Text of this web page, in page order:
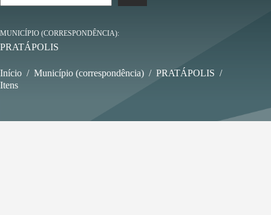
MUNICÍPIO (CORRESPONDÊNCIA)
PRATÁPOLIS
Início / Município (correspondência) / PRATÁPOLIS /
Itens